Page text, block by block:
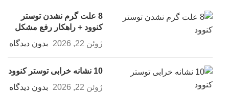
8 علت گرم نشدن توستر
کنوود + راهکار رفع مشکل
ژوئن 22, 2026
بدون دیدگاه
10 نشانه خرابی توستر کنوود
ژوئن 22, 2026
بدون دیدگاه